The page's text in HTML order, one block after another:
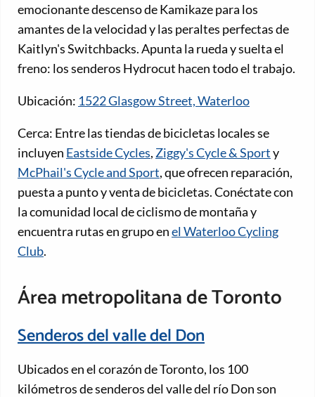
emocionante descenso de Kamikaze para los
amantes de la velocidad y las peraltes perfectas de
Kaitlyn's Switchbacks. Apunta la rueda y suelta el
freno: los senderos Hydrocut hacen todo el trabajo.
Ubicación: 1522 Glasgow Street, Waterloo
Cerca: Entre las tiendas de bicicletas locales se
incluyen Eastside Cycles, Ziggy's Cycle & Sporty
McPhail's Cycle and Sport, que ofrecen reparación,
puesta a punto y venta de bicicletas. Conéctate con
la comunidad local de ciclismo de montaña y
encuentra rutas en grupo enel Waterloo Cycling
Club.
Área metropolitana de Toronto
Senderos del valle del Don
Ubicados en el corazón de Toronto, los 100
kilómetros de senderos del valle del río Don son